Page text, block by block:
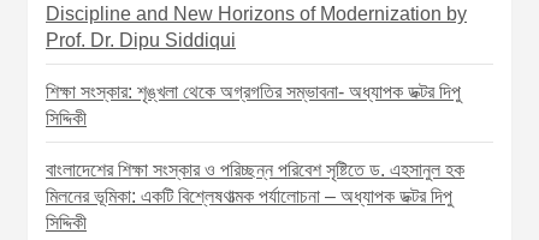
Discipline and New Horizons of Modernization by
Prof. Dr. Dipu Siddiqui
শিক্ষা সংস্কার: শৃঙ্খলা থেকে অগ্রগতির সম্ভাবনা- অধ্যাপক ডক্টর দিপু
সিদ্দিকী
বাংলাদেশের শিক্ষা সংস্কার ও পরিচ্ছন্ন পরিবেশ সৃষ্টিতে ড. এহসানুল হক
মিলনের ভূমিকা: একটি বিশ্লেষণাত্মক পর্যালোচনা – অধ্যাপক ডক্টর দিপু
সিদ্দিকী